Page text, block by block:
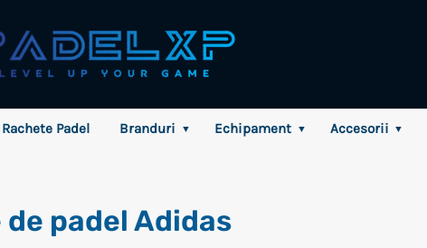
Rachete Padel Branduri ▼ Echipament ▼ Accesorii ▼
padel Adidas